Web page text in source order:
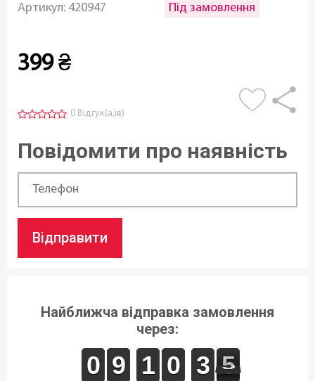
Артикул: 420947 Під замовлення
399 ₴
0 Відгук(а,ів)
Повідомити про наявність
Відправити
Найближча відправка замовлення
через:
9
9
0
0 8
8
9
9 1
1
1
1 9
9
0
0 4
3
3 5
5
4